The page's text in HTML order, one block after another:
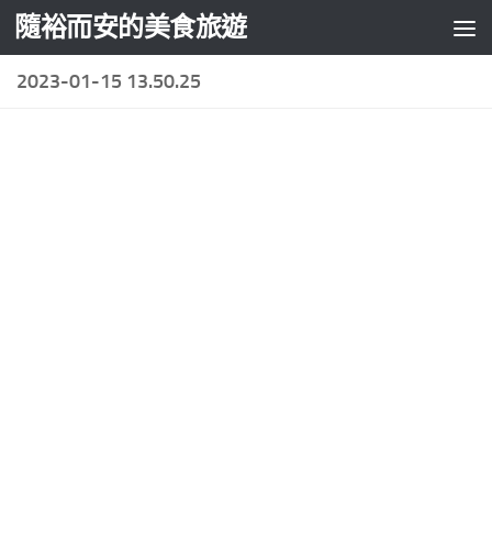
Skip to content
隨裕而安的美食旅遊
2023-01-15 13.50.25